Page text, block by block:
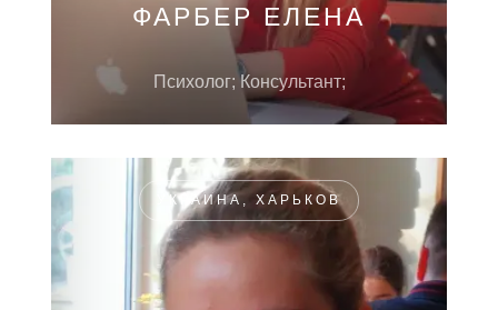
ФАРБЕР ЕЛЕНА
Психолог; Консультант;
УКРАИНА, ХАРЬКОВ